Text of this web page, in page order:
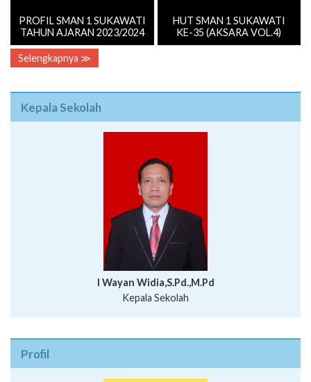
PROFIL SMAN 1 SUKAWATI
TAHUN AJARAN 2023/2024
HUT SMAN 1 SUKAWATI
KE-35 (AKSARA VOL.4)
Selengkapnya ≫
Kepala Sekolah
I Wayan Widia,S.Pd.,M.Pd
Kepala Sekolah
Profil